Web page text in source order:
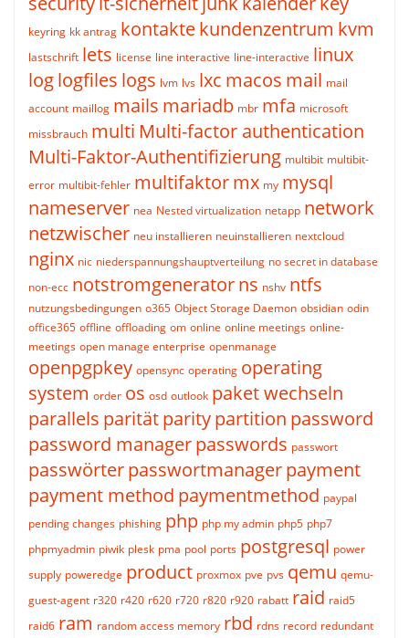
keyring kk antrag kontaktekundenzentrum kvm
lastschrift lets license line interactive line-interactive linux
loglogfiles logs lvm lvs lxc macos mail mail
account maillog mails mariadb mbr mfa microsoft
missbrauch multi Multi-factor authentication
Multi-Faktor-Authentifizierung multibit multibit-
error multibit-fehler multifaktormx my mysql
nameserver nea Nested virtualization netapp network
netzwischer neu installieren neuinstallieren nextcloud
nginx nic niederspannungshauptverteilung no secret in database
non-ecc notstromgeneratorns nshv ntfs
nutzungsbedingungen o365 Object Storage Daemon obsidian odin
office365 offline offloading om online online meetings online-
meetings open manage enterprise openmanage
openpgpkey opensync operating operating
system order os osd outlook paket wechseln
parallels paritätparitypartition password
password managerpasswords passwort
passwörterpasswortmanagerpayment
payment method paymentmethod paypal
pending changes phishing php php my admin php5 php7
phpmyadmin piwik plesk pma pool ports postgresql power
supply poweredge product proxmox pve pvs qemu qemu-
guest-agent r320 r420 r620 r720 r820 r920 rabatt raid raid5
raid6 ram random access memory rbd rdns record redundant